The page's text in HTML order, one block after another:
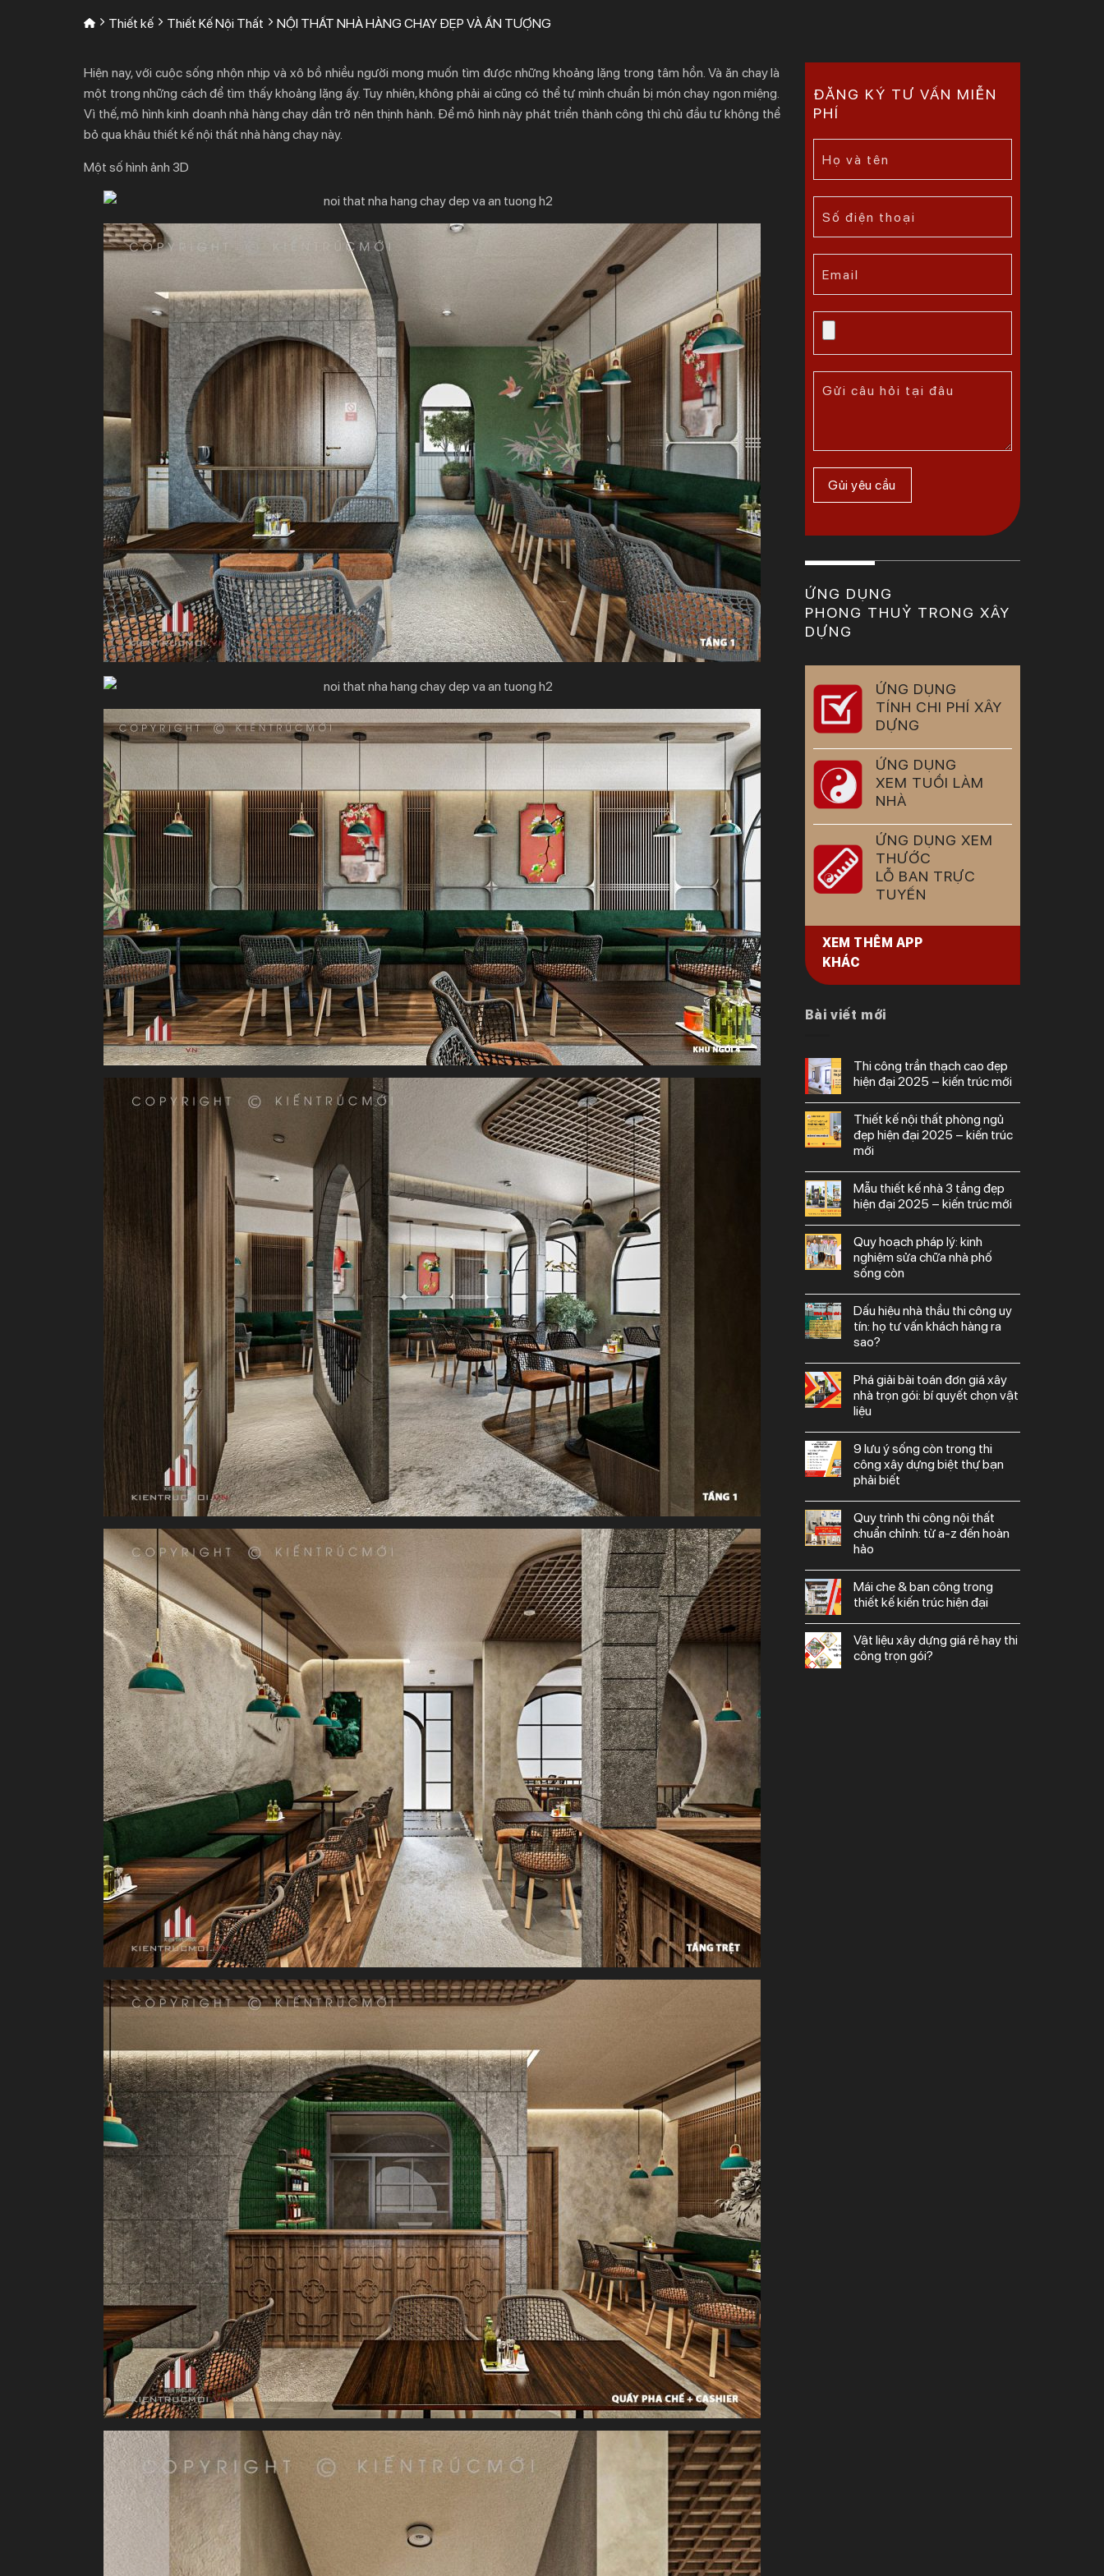
Thiết kế Thiết Kế Nội Thất NỘI THẤT NHÀ HÀNG CHAY ĐẸP VÀ ẤN TƯỢNG
Hiện nay, với cuộc sống nhộn nhịp và xô bồ nhiều người mong muốn tìm được những khoảng lặng trong tâm hồn. Và ăn chay là
một trong những cách để tìm thấy khoảng lặng ấy. Tuy nhiên, không phải ai cũng có thể tự mình chuẩn bị món chay ngon miệng.
Vì thế, mô hình kinh doanh nhà hàng chay dần trở nên thịnh hành. Để mô hình này phát triển thành công thì chủ đầu tư không thể
bỏ qua khâu thiết kế nội thất nhà hàng chay này.
Một số hình ảnh 3D
ĐĂNG KÝ TƯ VẤN MIỄN
PHÍ
ỨNG DỤNG
PHONG THUỶ TRONG XÂY
DỰNG
ỨNG DỤNG
TÍNH CHI PHÍ XÂY
DỰNG
ỨNG DỤNG
XEM TUỔI LÀM
NHÀ
ỨNG DỤNG XEM
THƯỚC
LỖ BAN TRỰC
TUYẾN
XEM THÊM APP
KHÁC
Bài viết mới
thi công trần thạch cao đẹp
hiện đại 2025 – kiến trúc mới
thiết kế nội thất phòng ngủ
đẹp hiện đại 2025 – kiến trúc
mới
mẫu thiết kế nhà 3 tầng đẹp
hiện đại 2025 – kiến trúc mới
quy hoạch pháp lý: kinh
nghiệm sửa chữa nhà phố
sống còn
dấu hiệu nhà thầu thi công uy
tín: họ tư vấn khách hàng ra
sao?
phá giải bài toán đơn giá xây
nhà trọn gói: bí quyết chọn vật
liệu
9 lưu ý sống còn trong thi
công xây dựng biệt thự bạn
phải biết
quy trình thi công nội thất
chuẩn chỉnh: từ a-z đến hoàn
hảo
mái che & ban công trong
thiết kế kiến trúc hiện đại
vật liệu xây dựng giá rẻ hay thi
công trọn gói?